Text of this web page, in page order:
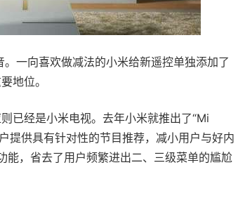
一向喜欢做减法的小米给新遥控单独添加了
地位。
已经是小米电视。去年小米就推出了“Mi
提供具有针对性的节目推荐，减小用户与好内
能，省去了用户频繁进出二、三级菜单的尴尬